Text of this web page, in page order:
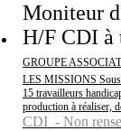
Moniteur
H/F CDI à
GROUPE
LES MISSIONS Sous
15 travailleurs
production à réaliser,
CDI - Non